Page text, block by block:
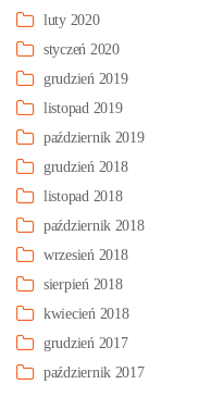
luty 2020
styczeń 2020
grudzień 2019
listopad 2019
październik 2019
grudzień 2018
listopad 2018
październik 2018
wrzesień 2018
sierpień 2018
kwiecień 2018
grudzień 2017
październik 2017